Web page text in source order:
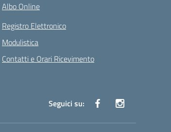
Albo Online
Registro Elettronico
Modulistica
Contatti e Orari Ricevimento
Seguici su: